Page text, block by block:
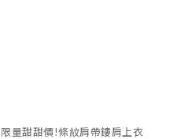
限量甜甜價!條紋肩帶鏤肩上衣